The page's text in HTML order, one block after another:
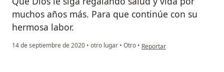
muchos años más. Para que continúe con su
hermosa labor.
14 de septiembre de 2020 • otro lugar • Otro • en opinión del usuario María
Reportar